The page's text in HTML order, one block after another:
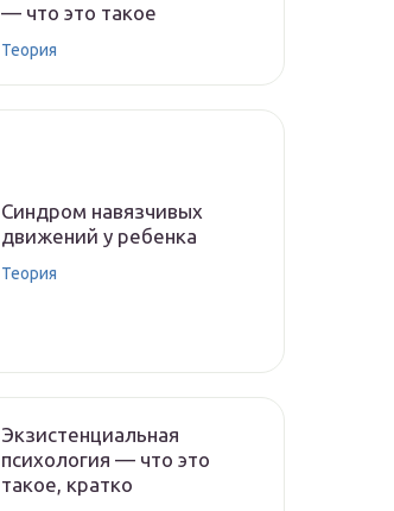
— что это такое
Теория
Синдром навязчивых
движений у ребенка
Теория
Экзистенциальная
психология — что это
такое, кратко